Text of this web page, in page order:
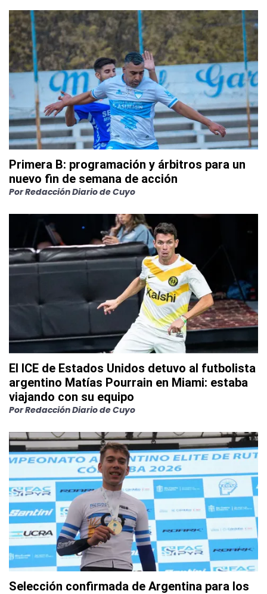
Primera B: programación y árbitros para un
nuevo fin de semana de acción
PorRedacción Diario de Cuyo
El ICE de Estados Unidos detuvo al futbolista
argentino Matías Pourrain en Miami: estaba
viajando con su equipo
PorRedacción Diario de Cuyo
Selección confirmada de Argentina para los